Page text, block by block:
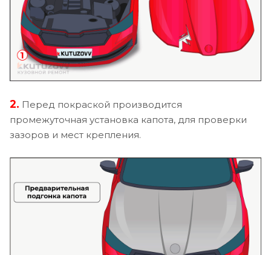
2. Перед покраской производится
промежуточная установка капота, для проверки
зазоров и мест крепления.